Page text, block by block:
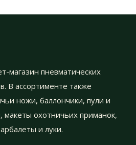
магазин пневматических
В ассортименте также
ножи, баллончики, пули и
охотничьих приманок,
и луки.